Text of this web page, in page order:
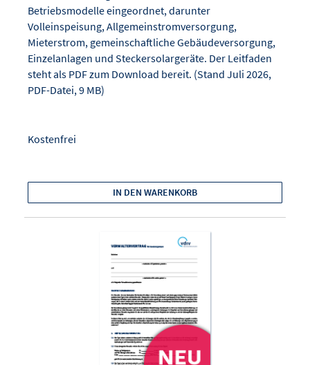
Betriebsmodelle eingeordnet, darunter
Volleinspeisung, Allgemeinstromversorgung,
Mieterstrom, gemeinschaftliche Gebäudeversorgung,
Einzelanlagen und Steckersolargeräte. Der Leitfaden
steht als PDF zum Download bereit. (Stand Juli 2026,
PDF-Datei, 9 MB)
Kostenfrei
IN DEN WARENKORB